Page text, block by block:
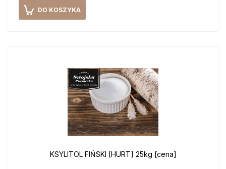
DO KOSZYKA
KSYLITOL FIŃSKI [HURT] 25kg [cena]